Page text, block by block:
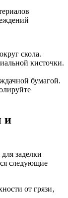
скола.
кисточки.
бумагой.
и
заделки
следующие
от грязи‚